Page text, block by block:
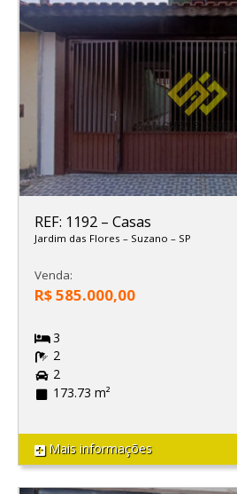
REF: 1192 – Casas
Jardim das Flores – Suzano – SP
Venda:
R$ 585.000,00
3
2
2
173.73 m²
Mais informações